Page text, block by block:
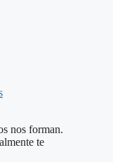
nos forman.
te